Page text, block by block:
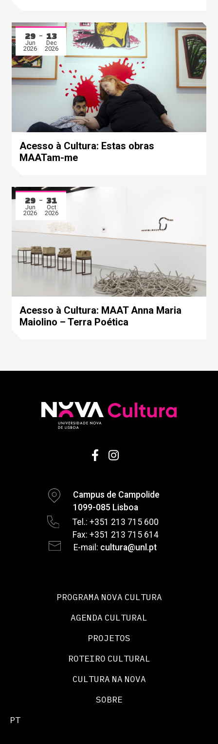
29
Jun
2026
13
Dec
2026
Acesso à Cultura: Estas obras
MAATam-me
29
Jun
2026
31
Oct
2026
Acesso à Cultura: MAAT Anna Maria
Maiolino – Terra Poética
Campus de Campolide
1099-085 Lisboa
Tel.: +351 213 715 600
Fax: +351 213 715 614
E-mail: cultura@unl.pt
PROGRAMA NOVA CULTURA
AGENDA CULTURAL
PROJETOS
ROTEIRO CULTURAL
CULTURA NA NOVA
SOBRE
PT